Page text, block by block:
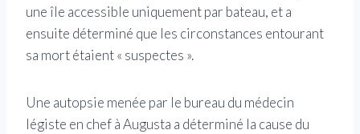
une île accessible uniquement par bateau, et a
ensuite déterminé que les circonstances entourant
sa mort étaient « suspectes ».
Une autopsie menée par le bureau du médecin
légiste en chef à Augusta a déterminé la cause du